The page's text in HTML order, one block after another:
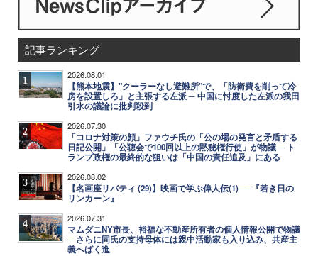
記事ランキング
1 2026.08.01
【熊本地震】"クーラーなし避難所"で、「防衛費を削って冷
房を設置しろ」と主張する左派 ─ 中国に忖度した左派の我田
引水の議論に批判殺到
2 2026.07.30
「コロナ対策の顔」ファウチ氏の「公の場の発言と矛盾する
日記公開」「公聴会で100回以上の黙秘権行使」が物議 ─ ト
ランプ政権の最終的な狙いは「中国の責任追及」にある
3 2026.08.02
【名画座リバティ (29)】映画で学ぶ偉人伝(1)──『若き日の
リンカーン』
4 2026.07.31
マムダニNY市長、裕福な不動産所有者の個人情報公開で物議
─ さらに同氏の支持母体には親中活動家も入り込み、共産主
義へばく進